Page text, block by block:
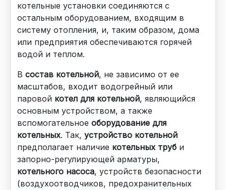
котельные установки соединяются с
остальным оборудованием, входящим в
систему отопления, и, таким образом, дома
или предприятия обеспечиваются горячей
водой и теплом.
Всостав котельной, не зависимо от ее
масштабов, входит водогрейный или
паровой котел для котельной, являющийся
основным устройством, а также
вспомогательноеоборудование для
котельных. Так,устройство котельной
предполагает наличие котельных труб и
запорно-регулирующей арматуры,
котельного насоса, устройств безопасности
(воздухоотводчиков, предохранительных